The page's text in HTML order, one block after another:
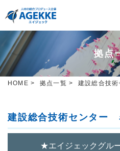
拠点
HOME > 拠点一覧 > 建設総合技
建設総合技術センター